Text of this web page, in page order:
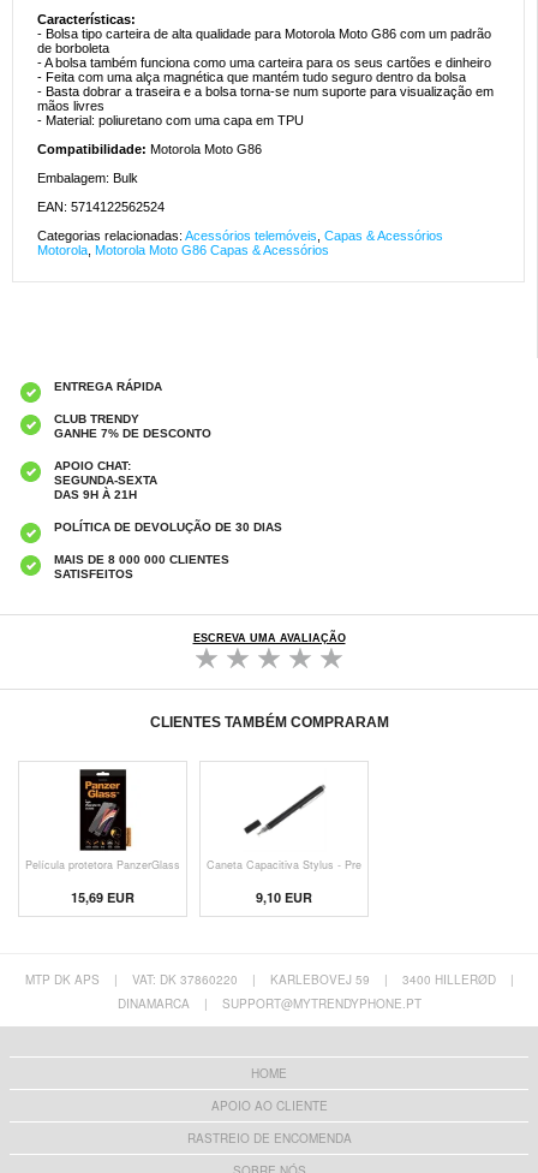
Características:
- Bolsa tipo carteira de alta qualidade para Motorola Moto G86 com um padrão
de borboleta
- A bolsa também funciona como uma carteira para os seus cartões e dinheiro
- Feita com uma alça magnética que mantém tudo seguro dentro da bolsa
- Basta dobrar a traseira e a bolsa torna-se num suporte para visualização em
mãos livres
- Material: poliuretano com uma capa em TPU
Compatibilidade: Motorola Moto G86
Embalagem: Bulk
EAN: 5714122562524
Categorias relacionadas: Acessórios telemóveis Capas & Acessórios
Motorola Motorola Moto G86 Capas & Acessórios
ENTREGA RÁPIDA
CLUB TRENDY
GANHE 7% DE DESCONTO
APOIO CHAT:
SEGUNDA-SEXTA
DAS 9H À 21H
POLÍTICA DE DEVOLUÇÃO DE 30 DIAS
MAIS DE 8 000 000 CLIENTES
SATISFEITOS
ESCREVA UMA AVALIAÇÃO
CLIENTES TAMBÉM COMPRARAM
Película protetora PanzerGlass
15,69 EUR
Caneta Capacitiva Stylus - Pre
9,10 EUR
MTP DK APS | VAT: DK 37860220 | KARLEBOVEJ 59 | 3400 HILLERØD
|
DINAMARCA
| SUPPORT@MYTRENDYPHONE.PT
HOME
APOIO AO CLIENTE
RASTREIO DE ENCOMENDA